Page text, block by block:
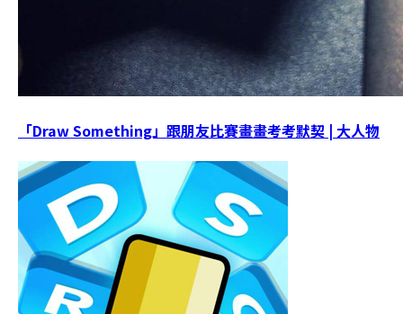
「Draw Something」跟朋友比賽畫畫考考默契 | 大人物